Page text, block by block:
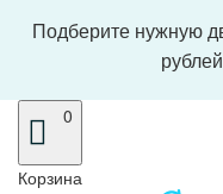
Подберите нужную
рублей
0
Корзина